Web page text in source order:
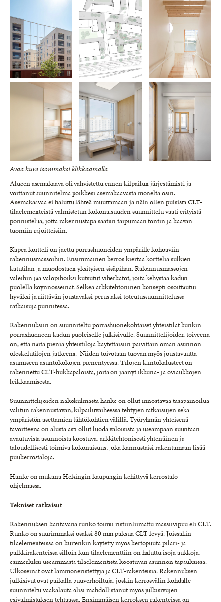
Avaa kuva isommaksi klikkaamalla
Alueen asemakaava oli vahvistettu ennen kilpailun järjestämistä ja
voittanut suunnitelma poikkesi asemakaavasta monelta osin.
Asemakaavaa ei haluttu lähteä muuttamaan ja näin ollen puisista CLT-
tilaelementeistä valmistetun kokonaisuuden suunnittelu vaati erityistä
ponnistelua, jotta rakennustapa saatiin taipumaan tontin ja kaavan
tuomiin rajoitteisiin.
Kapea kortteli on jaettu porrashuoneiden ympärille kohoaviin
rakennusmassoihin. Ensimmäinen kerros kiertää korttelia sulkien
katutilan ja muodostaen yksityisen sisäpihan. Rakennusmassojen
väleihin jää valopihoiksi kutsutut viherkatot, joita kehystää kadun
puolella köynnösseinät. Selkeä arkkitehtoninen konsepti osoittautui
hyväksi ja riittävän joustavaksi perustaksi toteutussuunnittelussa
ratkaisuja punnitessa.
Rakennuksiin on suunniteltu porrashuonekohtaiset yhteistilat kunkin
porrashuoneen kadun puoleiselle julkisivulle. Suunnittelijoiden toiveena
on, että näitä pieniä yhteistiloja käytettäisiin päivittäin oman asunnon
oleskelutilojen jatkeena. Niiden toivotaan tuovan myös joustavuutta
asumiseen asuntokokojen pienentyessä. Tilojen kiintokalusteet on
rakennettu CLT-hukkapaloista, joita on jäänyt ikkuna- ja oviaukkojen
leikkaamisesta.
Suunnittelijoiden näkökulmasta hanke on ollut innostavaa tasapainoilua
valitun rakennustavan, kilpailuvaiheessa tehtyjen ratkaisujen sekä
ympäristön asettamien lähtökohtien välillä. Työryhmän yhteisenä
tavoitteena on alusta asti ollut luoda valoisista ja useampaan suuntaan
avautuvista asunnoista koostuva, arkkitehtonisesti yhtenäinen ja
taloudellisesti toimiva kokonaisuus, joka kannustaisi rakentamaan lisää
puukerrostaloja.
Hanke on mukana Helsingin kaupungin kehittyvä kerrostalo-
ohjelmassa.
Tekniset ratkaisut
Rakennuksen kantavana runko toimii ristiinliimattu massiivipuu eli CLT.
Runko on suurimmaksi osaksi 80 mm paksua CLT-levyä. Joissakin
tilaelementeissä on kuitenkin käytetty myös kertopuuta pilari- ja
palkkirakenteissa silloin kun tilaelementtiin on haluttu isoja aukkoja,
esimerkiksi useammasta tilaelementistä koostuvan asunnon tapauksissa.
Ulkoseinät ovat lämmöneristettyjä ja CLT-rakenteisia. Rakennuksen
julkisivut ovat paikalla puuverhoiltuja, joskin kerrosvälin kohdalle
suunniteltu vaakalauta olisi mahdollistanut myös julkisivujen
esivalmistuksen tehtaassa. Ensimmäisen kerroksen rakenteissa on